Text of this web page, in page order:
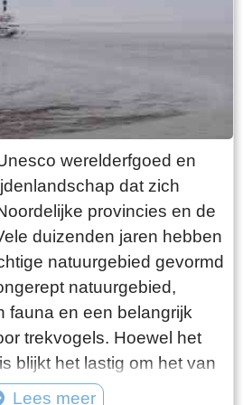
binnenkant ook de moeite
aantal historische houten
muur. In de huizen brandt
de andere kant van de
beneden, nu via voetpad
je daarna links aanhoudt
uit waar je bent begonnen.
stellen dat een dergelijk
is gemaakt.
belangrijke functie als
overstromingen vanuit zee.
werden ze, ontdaan
grootste deel weer
grond naar elders
deze vorm van
werelderfgoed en
dat zich
provincies en de
duizenden jaren hebben
natuurgebied gevormd
natuurgebied,
fauna en een belangrijk
trekvogels. Hoewel het
blijkt het lastig om het van
Natuurlijk kun je in
Lees meer